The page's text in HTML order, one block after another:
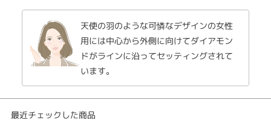
feather フェザー
結婚指輪 men's K18ピンクゴールド ￥317900
結婚指輪 lady's K18ピンクゴールド ￥314600
大きく羽根を広げ幸せを運ぶ鳥のように緩やかなカーブを描くこのリングは
上品で優しさに包まれています。
天使の羽のような可憐なデザインの女性
用には中心から外側に向けてダイアモン
ドがラインに沿ってセッティングされて
います。
最近チェックした商品